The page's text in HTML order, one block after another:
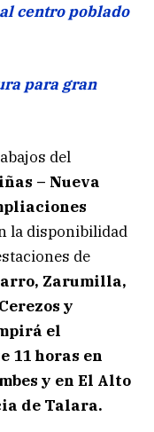
centro poblado
para gran
del
– Nueva
la disponibilidad
de
Zarumilla,
y
el
11 horas en
y en El Alto
de Talara.